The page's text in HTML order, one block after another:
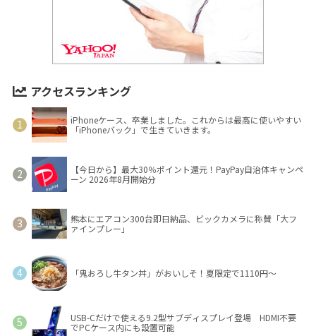
アクセスランキング
iPhoneケース、卒業しました。これからは最高に使いやすい
「iPhoneバック」で生きていきます。
【今日から】最大30％ポイント還元！PayPay自治体キャンペ
ーン 2026年8月開始分
熊本にエアコン300台即日納品、ビックカメラに称賛「大フ
ァインプレー」
「鬼おろし牛タン丼」がおいしそ！夏限定で1110円～
USB-Cだけで使える9.2型サブディスプレイ登場 HDMI不要
でPCケース内にも設置可能